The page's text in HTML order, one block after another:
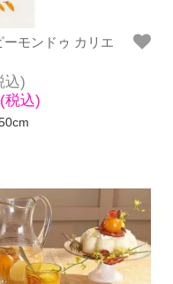
モンドゥ カリエ
込)
税込)